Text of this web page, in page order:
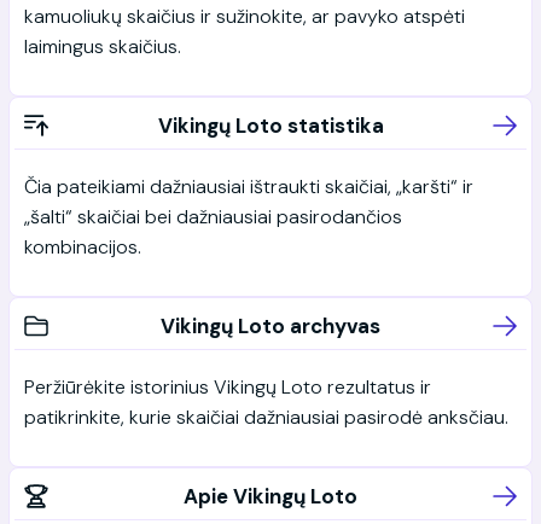
kamuoliukų skaičius ir sužinokite, ar pavyko atspėti
laimingus skaičius.
Vikingų Loto statistika
Čia pateikiami dažniausiai ištraukti skaičiai, „karšti“ ir
„šalti“ skaičiai bei dažniausiai pasirodančios
kombinacijos.
Vikingų Loto archyvas
Peržiūrėkite istorinius Vikingų Loto rezultatus ir
patikrinkite, kurie skaičiai dažniausiai pasirodė anksčiau.
Apie Vikingų Loto